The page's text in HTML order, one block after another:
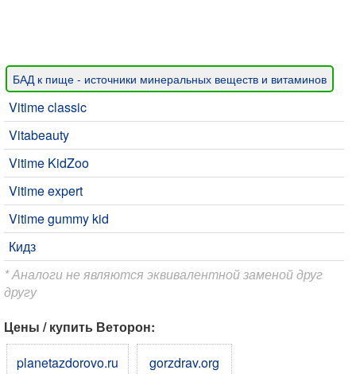
БАД к пище - источники минеральных веществ и витаминов
Vitime classic
Vitabeauty
Vitime KidZoo
Vitime expert
Vitime gummy kid
Кидз
* Аналоги не являются эквивалентной заменой друг
другу
Цены / купить Веторон:
planetazdorovo.ru
gorzdrav.org